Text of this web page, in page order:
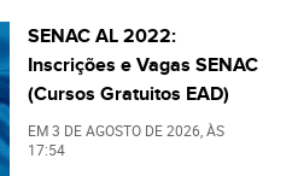
SENAC AL 2022:
Inscrições e Vagas SENAC
(Cursos Gratuitos EAD)
EM3 DE AGOSTO DE 2026 , ÀS
17:54